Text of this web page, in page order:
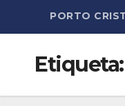
PORTO
Etiqueta: